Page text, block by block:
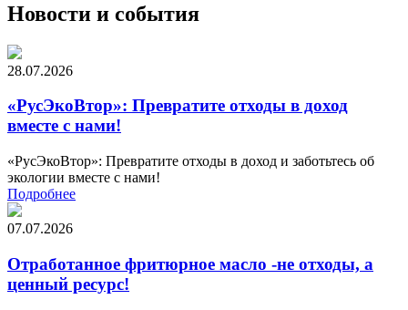
Новости и события
28.07.2026
«РусЭкоВтор»: Превратите отходы в доход
вместе с нами!
«РусЭкоВтор»: Превратите отходы в доход и заботьтесь об
экологии вместе с нами!
Подробнее
07.07.2026
Отработанное фритюрное масло -не отходы, а
ценный ресурс!